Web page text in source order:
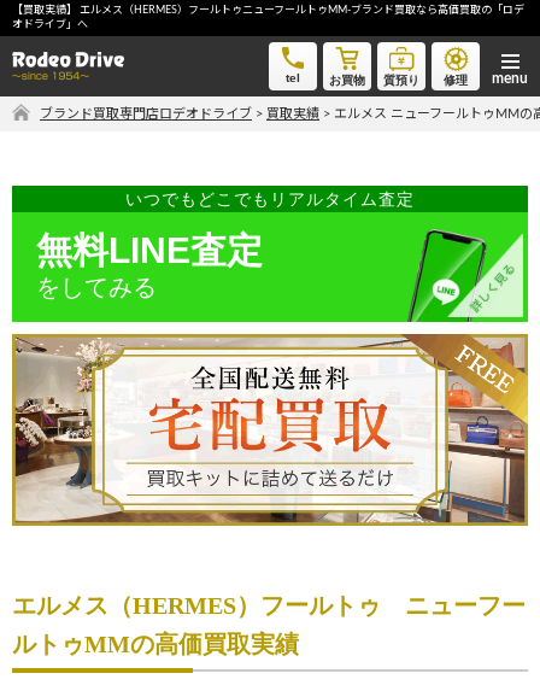
【買取実績】 エルメス（HERMES）フールトゥニューフールトゥMM-ブランド買取なら高価買取の「ロデ
オドライブ」へ
tel お買物 質預り 修理
エルメス ニューフールトゥMM-ブランド買取なら高価買取の「ロデオドライブ」へ
無料LINE査定
ご自宅にいながら品物を売りたい方へ
手間なく安全に売りたい方へ
出張買取申込
買取サービスのご案内
買取ブランド
ブランド買取専門店ロデオドライブ > 買取実績 > エルメス ニューフールトゥMMの
いつでもどこでもリアルタイム査定
無料LINE査定
をしてみる
エルメス（HERMES）フールトゥ ニューフー
ルトゥMMの高価買取実績